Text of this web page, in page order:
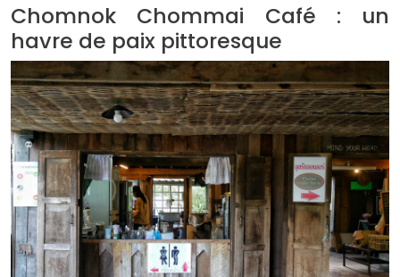
Chomnok Chommai Café : un
havre de paix pittoresque